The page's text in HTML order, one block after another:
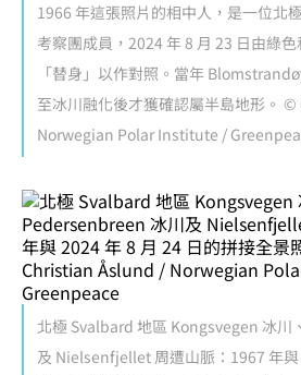
1966 年這張照片的相中人，是一位北
考察團成員，2024 年 8 月 23 日由綠
「替身」以作對照。當年
至冰川融化後才獲確認屬半島地形。
Norwegian Polar Institute /
北極 Svalbard 地區 Kongsvegen 冰
及 Nielsenfjellet 周遭山脈：1967 年